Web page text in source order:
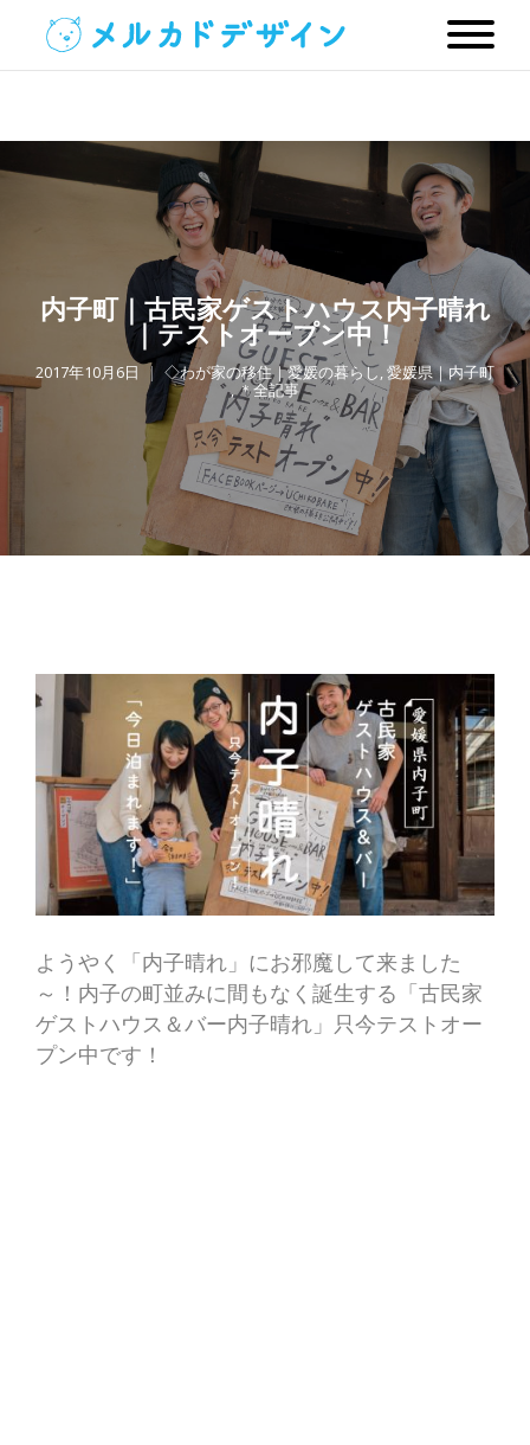
内子町｜古民家ゲストハウス内子晴れ
｜テストオープン中！
2017年10月6日 ◇わが家の移住｜愛媛の暮らし,愛媛県｜内子町
,＊全記事
ようやく「内子晴れ」にお邪魔して来ました
～！内子の町並みに間もなく誕生する「古民家
ゲストハウス＆バー内子晴れ」只今テストオー
プン中です！